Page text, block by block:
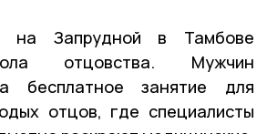
на Запрудной в Тамбове
отцовства. Мужчин
бесплатное занятие для
отцов, где специалисты